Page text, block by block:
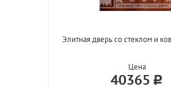
Элитная дверь со стеклом и
Цена
40365